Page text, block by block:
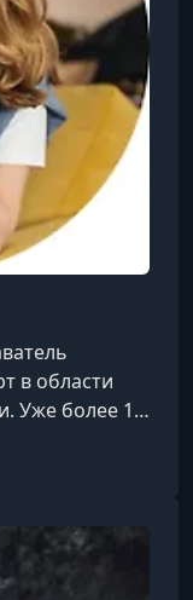
в области
Уже более 14
в
из
свыше
мира. Елена